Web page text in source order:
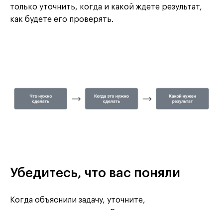
только уточнить, когда и какой ждете результат,
как будете его проверять.
Убедитесь, что вас поняли
Когда объяснили задачу, уточните,